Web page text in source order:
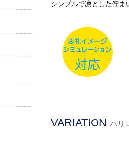
シンプルで凛とした佇ま
VARIATION バリ